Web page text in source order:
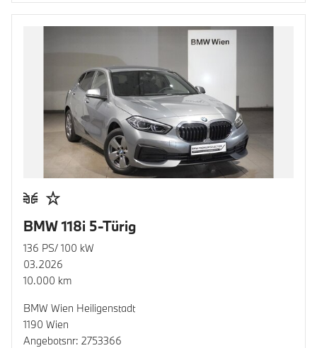
BMW 118i 5-Türig
136 PS/ 100 kW
03.2026
10.000 km
BMW Wien Heiligenstadt
1190 Wien
Angebotsnr: 2753366